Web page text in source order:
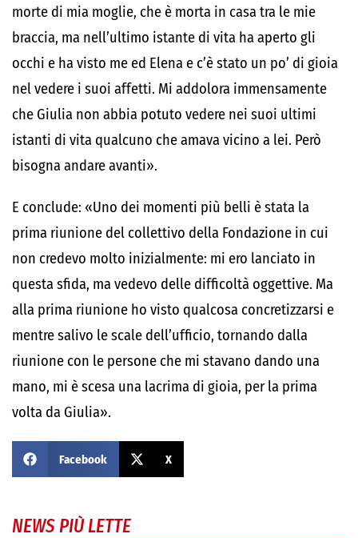
morte di mia moglie, che è morta in casa tra le mie
braccia, ma nell’ultimo istante di vita ha aperto gli
occhi e ha visto me ed Elena e c’è stato un po’ di gioia
nel vedere i suoi affetti. Mi addolora immensamente
che Giulia non abbia potuto vedere nei suoi ultimi
istanti di vita qualcuno che amava vicino a lei. Però
bisogna andare avanti».
E conclude: «Uno dei momenti più belli è stata la
prima riunione del collettivo della Fondazione in cui
non credevo molto inizialmente: mi ero lanciato in
questa sfida, ma vedevo delle difficoltà oggettive. Ma
alla prima riunione ho visto qualcosa concretizzarsi e
mentre salivo le scale dell’ufficio, tornando dalla
riunione con le persone che mi stavano dando una
mano, mi è scesa una lacrima di gioia, per la prima
volta da Giulia».
Facebook X
NEWS PIÙ LETTE